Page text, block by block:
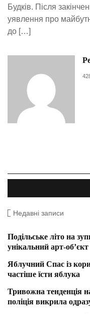
Будків. Після
уявлення про
до […]
Недавні записи
Подільське літо на
унікальний арт-об’єкт
Яблучний Спас із
частіше їсти яблука
Тривожна тенденція
поліція викрила